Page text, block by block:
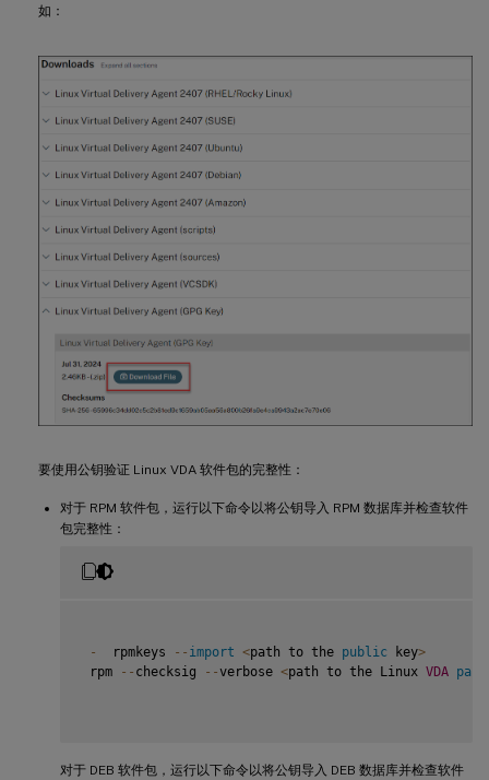
如：
要使用公钥验证 Linux VDA 软件包的完整性：
对于 RPM 软件包，运行以下命令以将公钥导入 RPM 数据库并检查软件
包完整性：
-
  rpmkeys
-- import <path to the public key>
rpm
-- checksig --verbose <path to the Linux VDA
对于 DEB 软件包，运行以下命令以将公钥导入 DEB 数据库并检查软件